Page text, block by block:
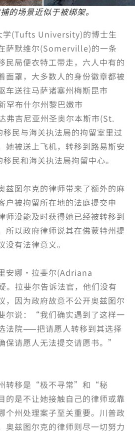
的场景近似于被绑架。
学(Tufts University)的博士生
萨默维尔(Somerville)的一条
民局便衣特工带走，六人中有的
面罩，大多数人的身份徽章都被
车送往马萨诸塞州梅斯昆市
罕布什尔州黎巴嫩市
弗吉尼亚州圣奥尔本斯市(St.
民与海关执法局的拘留室里过
她被送上飞机，转移到路易斯安
民和海关执法局拘留中心。
兹图尔克的律师带来了额外的麻
户被拘留所在地的法庭提交申
师没能及时获得她已经被转移到
所以政府律师说其在佛蒙特州提
没有法律意义。
安娜·拉斐尔(Adriana
拉斐尔告诉法官，他们没有
，因为政府故意不公开奥兹图尔
尔说：“我们确实遇到了这样一
法院——把请愿人转移到其选择
保请愿人无法提交请愿书。”
转移是“极不寻常”和“秘
是不让她接触自己的律师或靠
个州处理案子至关重要。川普政
奥兹图尔克的律师则尽一切努力